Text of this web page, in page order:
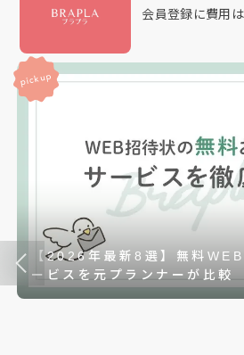
会員登録に費用
【2026年最新8選】無料
ービスを元プランナーが比較